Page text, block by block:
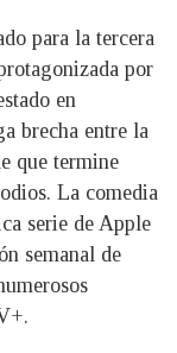
para la tercera
por
en
brecha entre la
que termine
La comedia
serie de Apple
semanal de